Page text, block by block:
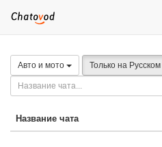
Авто и мото Только на Русском
Название чата